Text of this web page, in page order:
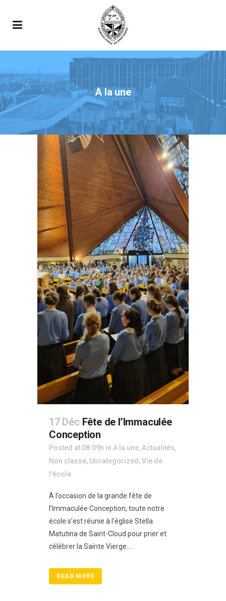
A la une
17 Déc Fête de l’Immaculée
Conception
Posted at 08:09h in A la une,Actualités,
Non classé, Uncategorized ,Vie de
l'école
À l’occasion de la grande fête de
l’Immaculée Conception, toute notre
école s’est réunie à l’église Stella
Matutina de Saint-Cloud pour prier et
célébrer la Sainte Vierge....
READ MORE